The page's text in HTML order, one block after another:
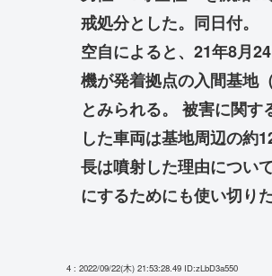
戒処分とした。同日付。
空自によると、21年8月
機が発着拠点の入間基地
とみられる。 被害に関
した車両は基地周辺の約
長は噴射した理由につい
にするためにも使い切り
4 : 2022/09/22(木) 21:53:28.49 ID:zLbD3a550